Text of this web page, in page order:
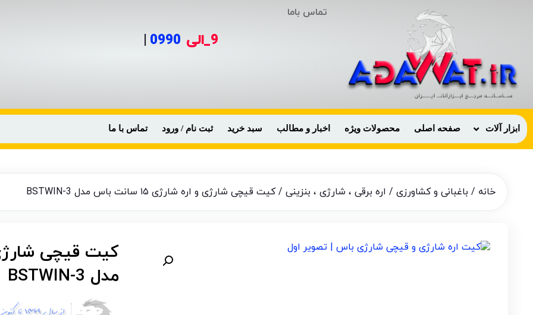
تماس باما
9_الی |
ابزار آلات صفحه اصلی محصولات ویژه اخبار و مطالب سبد خرید ثبت نام / ورود تماس با ما
خانه / باغبانی و کشاورزی / اره برقی ، شارژی ، بنزینی / کیت قیچی شارژی و اره شارژی ۱۵ سانت باس مدل BSTWIN-3
مدل BSTWIN-3